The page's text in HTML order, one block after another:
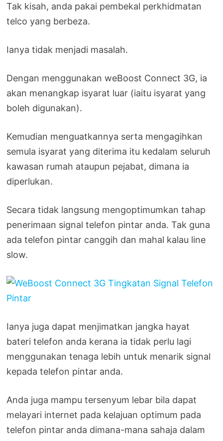
Tak kisah, anda pakai pembekal perkhidmatan
telco yang berbeza.
Ianya tidak menjadi masalah.
Dengan menggunakan weBoost Connect 3G, ia
akan menangkap isyarat luar (iaitu isyarat yang
boleh digunakan).
Kemudian menguatkannya serta mengagihkan
semula isyarat yang diterima itu kedalam seluruh
kawasan rumah ataupun pejabat, dimana ia
diperlukan.
Secara tidak langsung mengoptimumkan tahap
penerimaan signal telefon pintar anda. Tak guna
ada telefon pintar canggih dan mahal kalau line
slow.
Ianya juga dapat menjimatkan jangka hayat
bateri telefon anda kerana ia tidak perlu lagi
menggunakan tenaga lebih untuk menarik signal
kepada telefon pintar anda.
Anda juga mampu tersenyum lebar bila dapat
melayari internet pada kelajuan optimum pada
telefon pintar anda dimana-mana sahaja dalam